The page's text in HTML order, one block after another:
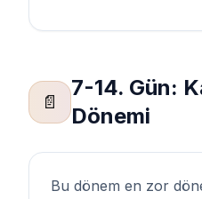
📄
7-14. Gün:
Dönemi
Bu dönem en zor